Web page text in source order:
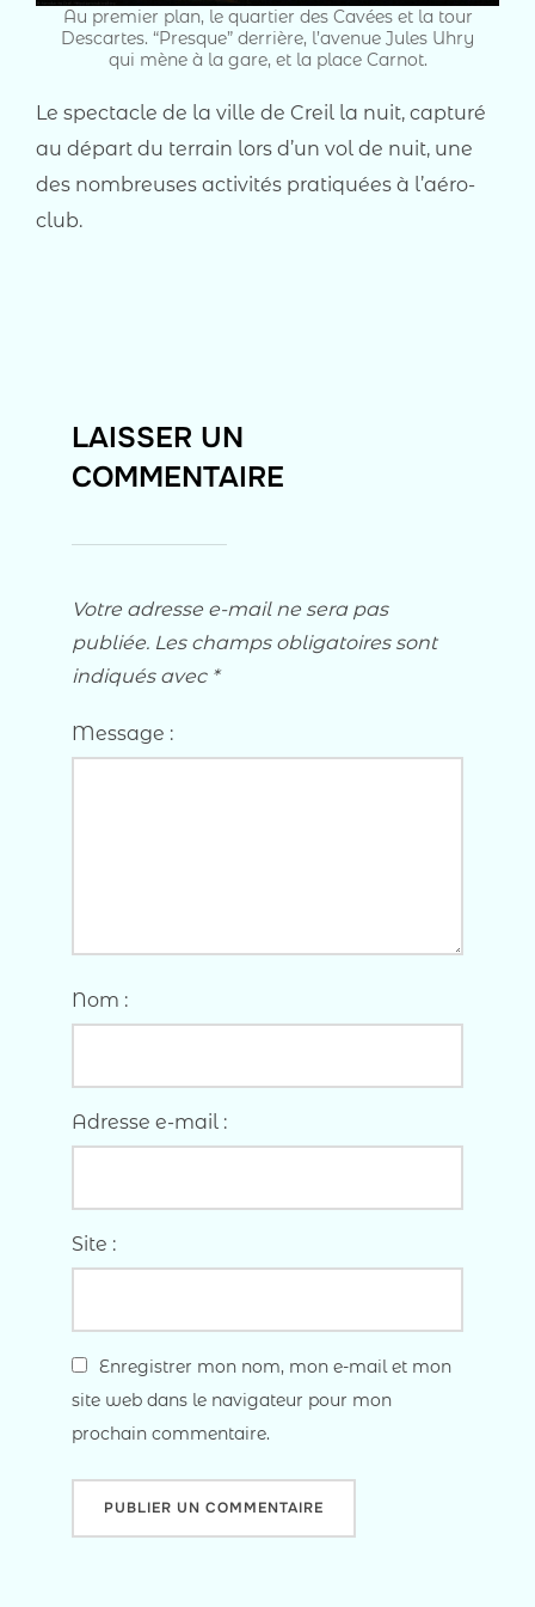
Au premier plan, le quartier des Cavées et la tour
Descartes. “Presque” derrière, l’avenue Jules Uhry
qui mène à la gare, et la place Carnot.
Le spectacle de la ville de Creil la nuit, capturé
au départ du terrain lors d’un vol de nuit, une
des nombreuses activités pratiquées à l’aéro-
club.
LAISSER UN
COMMENTAIRE
Votre adresse e-mail ne sera pas
publiée. Les champs obligatoires sont
indiqués avec *
Message :
Nom :
Adresse e-mail :
Site :
Enregistrer mon nom, mon e-mail et mon
site web dans le navigateur pour mon
prochain commentaire.